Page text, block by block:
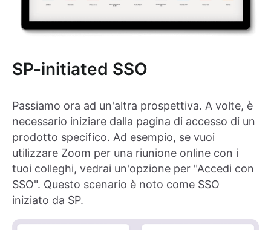
SP-initiated SSO
Passiamo ora ad un'altra prospettiva. A volte, è
necessario iniziare dalla pagina di accesso di un
prodotto specifico. Ad esempio, se vuoi
utilizzare Zoom per una riunione online con i
tuoi colleghi, vedrai un'opzione per "Accedi con
SSO". Questo scenario è noto come SSO
iniziato da SP.